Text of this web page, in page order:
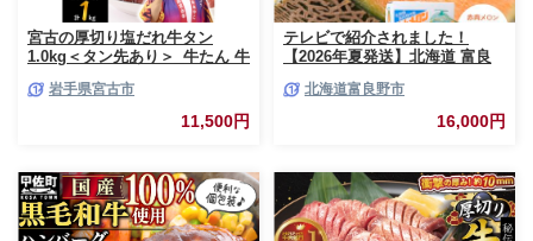
宮古の厚切り塩だれ牛タン
1.0kg＜タン先あり＞_牛たん 牛
厚切り牛タン【1181948】
岩手県宮古市
11,500円
テレビで紹介されました！
【2026年夏発送】北海道 富良
上 大玉サイズ メロン
北海道富良野市
16,000円